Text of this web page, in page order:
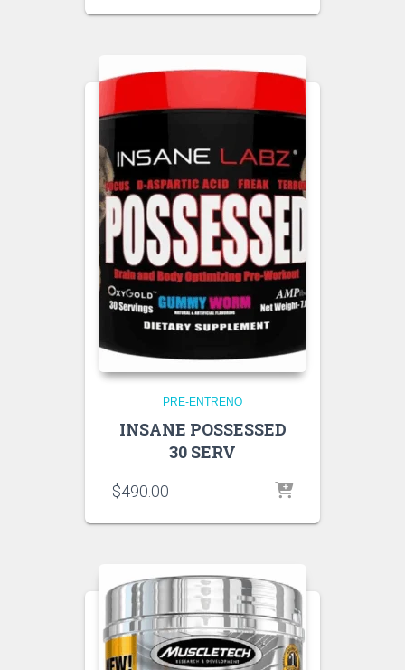
PRE-ENTRENO
INSANE POSSESSED
30 SERV
$490.00